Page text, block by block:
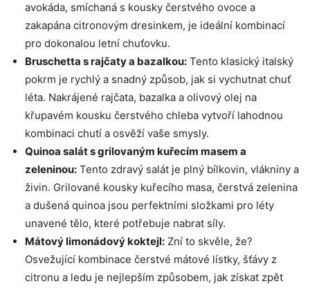
avokáda, smíchaná s kousky čerstvého ovoce a
zakapána citronovým dresinkem, je ideální​ kombinací
pro dokonalou ‌letní chuťovku.
Bruschetta s rajčaty a bazalkou: Tento⁢ klasický ⁣italský
pokrm je rychlý a snadný způsob, jak ‌si vychutnat chuť
léta. Nakrájené ⁢rajčata, ‍bazalka a olivový olej na
křupavém kousku čerstvého ⁢chleba vytvoří lahodnou
kombinaci chutí a osvěží vaše smysly.
Quinoa salát‍ s ‍grilovaným kuřecím masem ‍a
zeleninou: Tento⁢ zdravý salát⁢ je plný bílkovin, ‌vlákniny a
​živin. Grilované‌ kousky‍ kuřecího masa, čerstvá zelenina
a ​dušená​ quinoa jsou perfektními složkami pro léty
unavené tělo, které potřebuje ⁤nabrat síly.
Mátový limonádový ‌koktejl: Zní to skvěle,⁢ že?
Osvežující kombinace čerstvé mátové lístky, šťávy z
⁣citronu ⁤a ledu je nejlepším způsobem, jak ‍získat zpět